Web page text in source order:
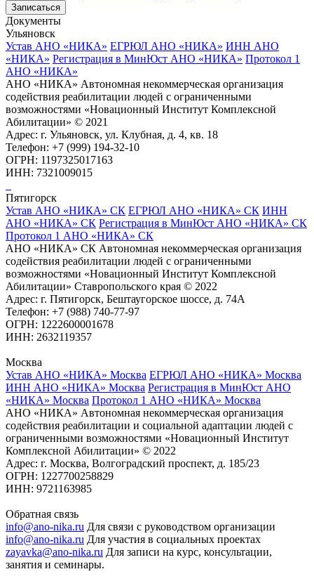
Записаться
Документы
Ульяновск
Устав АНО «НИКА» ЕГРЮЛ АНО «НИКА» ИНН АНО
«НИКА» Регистрация в МинЮст АНО «НИКА» Протокол 1
АНО «НИКА»
АНО «НИКА» Автономная некоммерческая организация
содействия реабилитации людей с ограниченными
возможностями «Новационный Институт Комплексной
Абилитации» © 2021
Адрес: г. Ульяновск, ул. Клубная, д. 4, кв. 18
Телефон: +7 (999) 194-32-10
ОГРН: 1197325017163
ИНН: 7321009015
Пятигорск
Устав АНО «НИКА» СК ЕГРЮЛ АНО «НИКА» СК ИНН
АНО «НИКА» СК Регистрация в МинЮст АНО «НИКА» СК
Протокол 1 АНО «НИКА» СК
АНО «НИКА» СК Автономная некоммерческая организация
содействия реабилитации людей с ограниченными
возможностями «Новационный Институт Комплексной
Абилитации» Ставропольского края © 2022
Адрес: г. Пятигорск, Бештаугорское шоссе, д. 74А
Телефон: +7 (988) 740-77-97
ОГРН: 1222600001678
ИНН: 2632119357
Москва
Устав АНО «НИКА» Москва ЕГРЮЛ АНО «НИКА» Москва
ИНН АНО «НИКА» Москва Регистрация в МинЮст АНО
«НИКА» Москва Протокол 1 АНО «НИКА» Москва
АНО «НИКА» Автономная некоммерческая организация
содействия реабилитации и социальной адаптации людей с
ограниченными возможностями «Новационный Институт
Комплексной Абилитации» © 2022
Адрес: г. Москва, Волгоградский проспект, д. 185/23
ОГРН: 1227700258829
ИНН: 9721163985
Обратная связь
info@ano-nika.ru Для связи с руководством организации
info@ano-nika.ru Для участия в социальных проектах
zayavka@ano-nika.ru Для записи на курс, консультации,
занятия и семинары.